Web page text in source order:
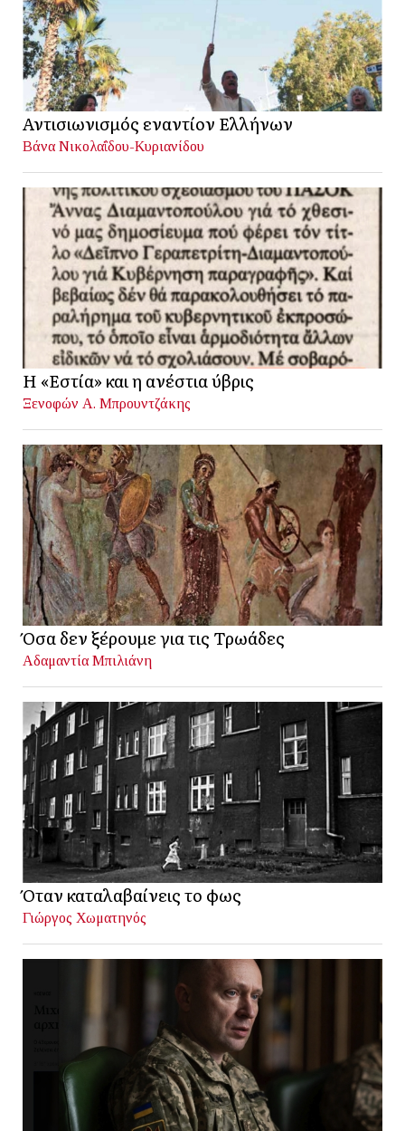
Αντισιωνισμός εναντίον Ελλήνων
Βάνα Νικολαΐδου-Κυριανίδου
Η «Εστία» και η ανέστια ύβρις
Ξενοφών Α. Μπρουντζάκης
Όσα δεν ξέρουμε για τις Τρωάδες
Αδαμαντία Μπιλιάνη
Όταν καταλαβαίνεις το φως
Γιώργος Χωματηνός